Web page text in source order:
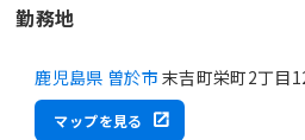
勤務地
鹿児島県 曽於市 末吉町栄町2丁目
マップを見る